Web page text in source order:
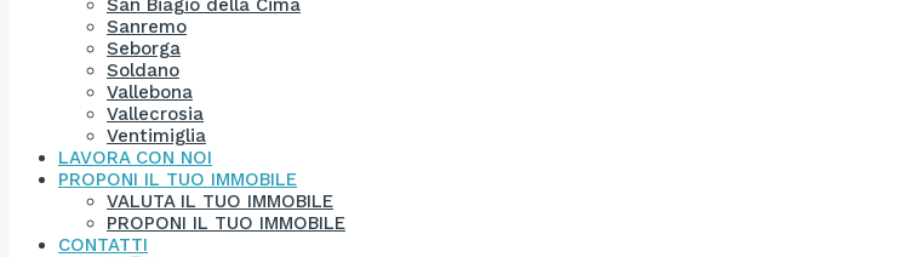
San Biagio della Cima
Sanremo
Seborga
Soldano
Vallebona
Vallecrosia
Ventimiglia
LAVORA CON NOI
PROPONI IL TUO IMMOBILE
VALUTA IL TUO IMMOBILE
PROPONI IL TUO IMMOBILE
CONTATTI